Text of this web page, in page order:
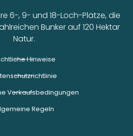
6-, 9- und 18-Loch-Plätze, die
Bunker auf 120 Hektar
Natur.
Hinweise
Verkaufsbedingungen
Regeln